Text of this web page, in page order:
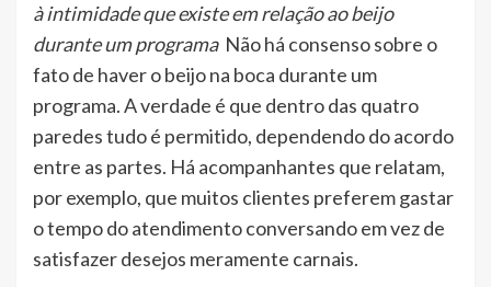
à intimidade que existe em relação ao beijo
durante um programa Não há consenso sobre o
fato de haver o beijo na boca durante um
programa. A verdade é que dentro das quatro
paredes tudo é permitido, dependendo do acordo
entre as partes. Há acompanhantes que relatam,
por exemplo, que muitos clientes preferem gastar
o tempo do atendimento conversando em vez de
satisfazer desejos meramente carnais.